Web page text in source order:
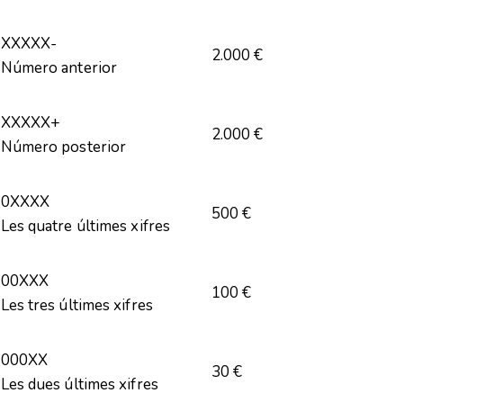
XXXXX-
Número anterior
2.000 €
XXXXX+
Número posterior
2.000 €
0XXXX
Les quatre últimes xifres
500 €
00XXX
Les tres últimes xifres
100 €
000XX
Les dues últimes xifres
30 €